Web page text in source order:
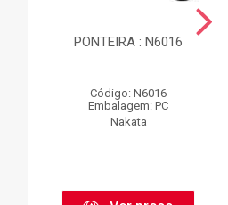
PONTEIRA : N6016
Código: N6016
Embalagem: PC
Nakata